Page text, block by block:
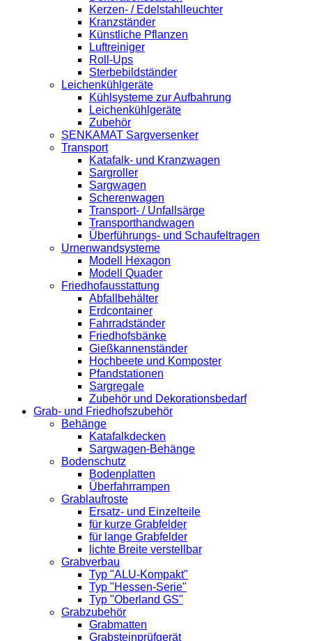
Kerzen- / Edelstahlleuchter
Kranzständer
Künstliche Pflanzen
Luftreiniger
Roll-Ups
Sterbebildständer
Leichenkühlgeräte
Kühlsysteme zur Aufbahrung
Leichenkühlgeräte
Zubehör
SENKAMAT Sargversenker
Transport
Katafalk- und Kranzwagen
Sargroller
Sargwagen
Scherenwagen
Transport- / Unfallsärge
Transporthandwagen
Überführungs- und Schaufeltragen
Urnenwandsysteme
Modell Hexagon
Modell Quader
Friedhofausstattung
Abfallbehälter
Erdcontainer
Fahrradständer
Friedhofsbänke
Gießkannenständer
Hochbeete und Komposter
Pfandstationen
Sargregale
Zubehör und Dekorationsbedarf
Grab- und Friedhofszubehör
Behänge
Katafalkdecken
Sargwagen-Behänge
Bodenschutz
Bodenplatten
Überfahrrampen
Grablaufroste
Ersatz- und Einzelteile
für kurze Grabfelder
für lange Grabfelder
lichte Breite verstellbar
Grabverbau
Typ "ALU-Kompakt"
Typ "Hessen-Serie"
Typ "Oberland GS"
Grabzubehör
Grabmatten
Grabsteinprüfgerät